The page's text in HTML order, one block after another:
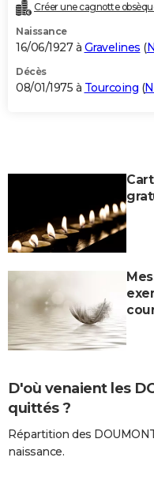
Créer une cagnotte
Naissance
16/06/1927 à Gravelines (
Décès
08/01/1975 à Tourcoing (
D'où venaient les
quittés ?
Répartition des
naissance.